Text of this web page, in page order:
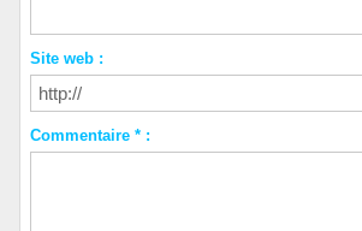
Site web :
Commentaire * :